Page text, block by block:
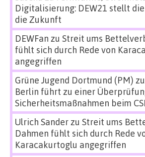
Digitalisierung: DEW21 stellt
die Zukunft
DEWFan zu Streit ums
fühlt sich durch Rede von
angegriffen
Grüne Jugend Dortmund (PM) zu
Berlin führt zu einer
Sicherheitsmaßnahmen beim
Ulrich Sanderzu Streit ums
Dahmen fühlt sich durch Rede
Karacakurtoglu angegriffen